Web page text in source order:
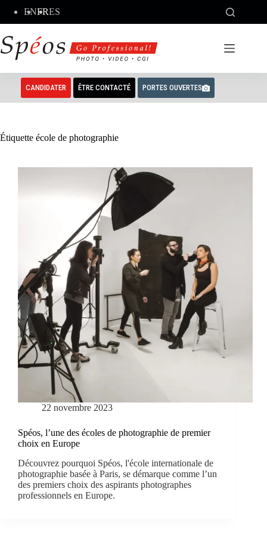
contenu
ENFRES
CANDIDATER ÊTRE CONTACTÉ PORTES OUVERTES
Étiquette école de photographie
22 novembre 2023
Spéos, l’une des écoles de photographie de premier
choix en Europe
Découvrez pourquoi Spéos, l'école internationale de
photographie basée à Paris, se démarque comme l’un
des premiers choix des aspirants photographes
professionnels en Europe.